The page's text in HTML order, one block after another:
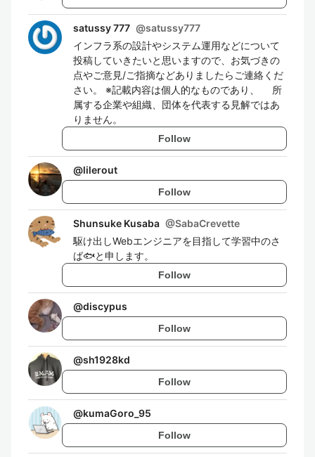
satussy 777 @satussy777
インフラ系の設計やシステム運用などについて
投稿していきたいと思いますので、お気づきの
点やご意見/ご指摘などありましたらご連絡くだ
さい。 ※記載内容は個人的なものであり、 所
属する企業や組織、団体を代表する見解ではあ
りません。
Follow
@lilerout
Follow
Shunsuke Kusaba @SabaCrevette
駆け出しWebエンジニアを目指して学習中のさ
ば🐟と申します。
Follow
@discypus
Follow
@sh1928kd
Follow
@kumaGoro_95
Follow